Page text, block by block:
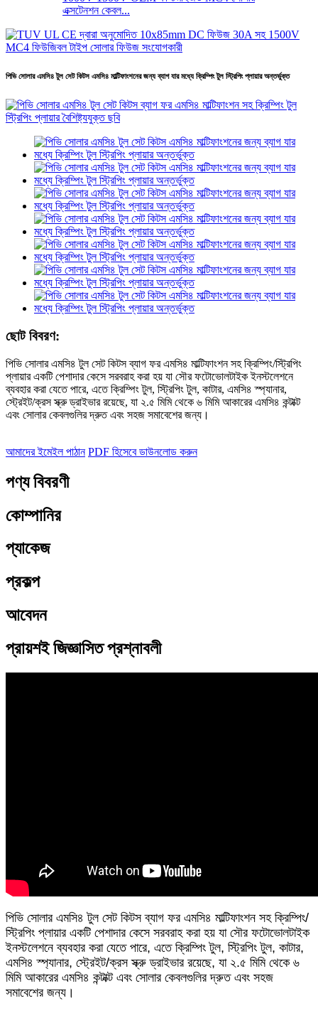
এক্সটেনশন কেবল...
পিভি সোলার এমসি৪ টুল সেট কিটস এমসি৪ মাল্টিফাংশনের জন্য ব্যাগ যার মধ্যে ক্রিম্পিং টুল স্ট্রিপিং প্লায়ার অন্তর্ভুক্ত
ছোট বিবরণ:
পিভি সোলার এমসি৪ টুল সেট কিটস ব্যাগ ফর এমসি৪ মাল্টিফাংশন সহ ক্রিম্পিং/স্ট্রিপিং
প্লায়ার একটি পেশাদার কেসে সরবরাহ করা হয় যা সৌর ফটোভোলটাইক ইনস্টলেশনে
ব্যবহার করা যেতে পারে, এতে ক্রিম্পিং টুল, স্ট্রিপিং টুল, কাটার, এমসি৪ স্প্যানার,
স্ট্রেইট/ক্রস স্ক্রু ড্রাইভার রয়েছে, যা ২.৫ মিমি থেকে ৬ মিমি আকারের এমসি৪ কন্টাক্ট
এবং সোলার কেবলগুলির দ্রুত এবং সহজ সমাবেশের জন্য।
আমাদের ইমেইল পাঠান PDF হিসেবে ডাউনলোড করুন
পণ্য বিবরণী
কোম্পানির
প্যাকেজ
প্রকল্প
আবেদন
প্রায়শই জিজ্ঞাসিত প্রশ্নাবলী
পিভি সোলার এমসি৪ টুল সেট কিটস ব্যাগ ফর এমসি৪ মাল্টিফাংশন সহ ক্রিম্পিং/
স্ট্রিপিং প্লায়ার একটি পেশাদার কেসে সরবরাহ করা হয় যা সৌর ফটোভোলটাইক
ইনস্টলেশনে ব্যবহার করা যেতে পারে, এতে ক্রিম্পিং টুল, স্ট্রিপিং টুল, কাটার,
এমসি৪ স্প্যানার, স্ট্রেইট/ক্রস স্ক্রু ড্রাইভার রয়েছে, যা ২.৫ মিমি থেকে ৬
মিমি আকারের এমসি৪ কন্টাক্ট এবং সোলার কেবলগুলির দ্রুত এবং সহজ
সমাবেশের জন্য।